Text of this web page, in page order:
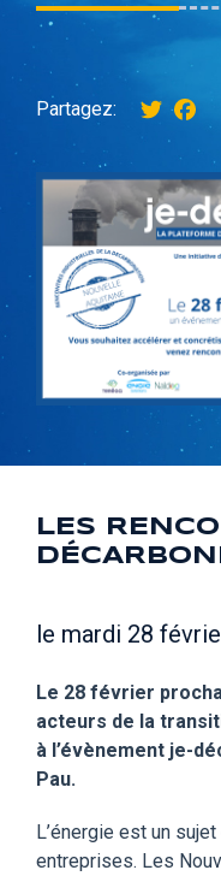
Partagez: Twitter
LES
le mardi 28
Le 28 février
acteurs de la
à l’évènement je-
Pau.
L’énergie est un
entreprises. Les